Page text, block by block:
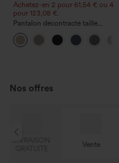
Achetez-en 2 pour 61,54 € ou 4
pour 123,08 €.
Pantalon décontracté taille
haute à jambe droite, effet lin,
avec poches
Nos offres
spécial